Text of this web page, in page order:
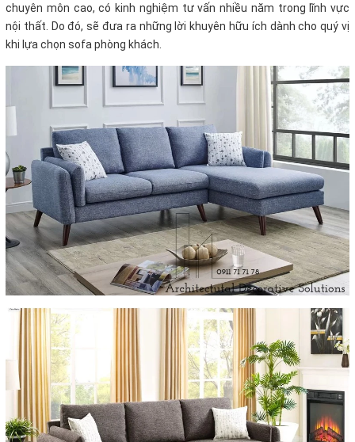
chuyên môn cao, có kinh nghiệm tư vấn nhiều năm trong lĩnh vực
nội thất. Do đó, sẽ đưa ra những lời khuyên hữu ích dành cho quý vị
khi lựa chọn sofa phòng khách.